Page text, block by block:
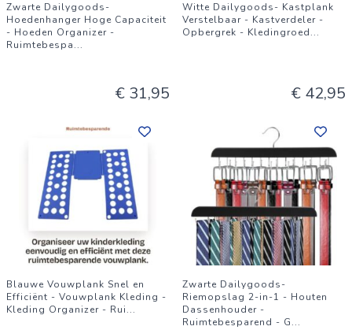
Zwarte Dailygoods-
Hoedenhanger Hoge Capaciteit
- Hoeden Organizer -
Ruimtebespa...
€ 31,95
Witte Dailygoods- Kastplank
Verstelbaar - Kastverdeler -
Opbergrek - Kledingroed...
€ 42,95
Blauwe Vouwplank Snel en
Efficiënt - Vouwplank Kleding -
Kleding Organizer - Rui...
Zwarte Dailygoods-
Riemopslag 2-in-1 - Houten
Dassenhouder -
Ruimtebesparend - G...